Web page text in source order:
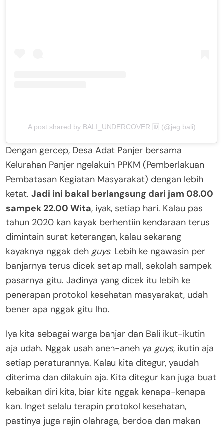
A post shared by BALI_UNDERCOVER 🆔 (@jeg.bali)
Dengan gercep, Desa Adat Panjer bersama
Kelurahan Panjer ngelakuin PPKM (Pemberlakuan
Pembatasan Kegiatan Masyarakat) dengan lebih
ketat. Jadi ini bakal berlangsung dari jam 08.00
sampek 22.00 Wita, iyak, setiap hari. Kalau pas
tahun 2020 kan kayak berhentiin kendaraan terus
dimintain surat keterangan, kalau sekarang
kayaknya nggak deh guys. Lebih ke ngawasin per
banjarnya terus dicek setiap mall, sekolah sampek
pasarnya gitu. Jadinya yang dicek itu lebih ke
penerapan protokol kesehatan masyarakat, udah
bener apa nggak gitu lho.
Iya kita sebagai warga banjar dan Bali ikut-ikutin
aja udah. Nggak usah aneh-aneh ya guys, ikutin aja
setiap peraturannya. Kalau kita ditegur, yaudah
diterima dan dilakuin aja. Kita ditegur kan juga buat
kebaikan diri kita, biar kita nggak kenapa-kenapa
kan. Inget selalu terapin protokol kesehatan,
pastinya juga rajin olahraga, berdoa dan makan